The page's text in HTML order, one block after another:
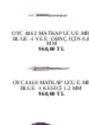
OYC 4462 MATKAP UCU E.MR.
960,00 TL
OYC 4460 MATKAP UCU E.MR
BLUE -1 KESİCİ 1.2 MM